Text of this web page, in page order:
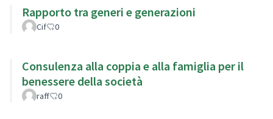
Rapporto tra generi e generazioni
Cif 0
Consulenza alla coppia e alla famiglia per il
benessere della società
raff 0